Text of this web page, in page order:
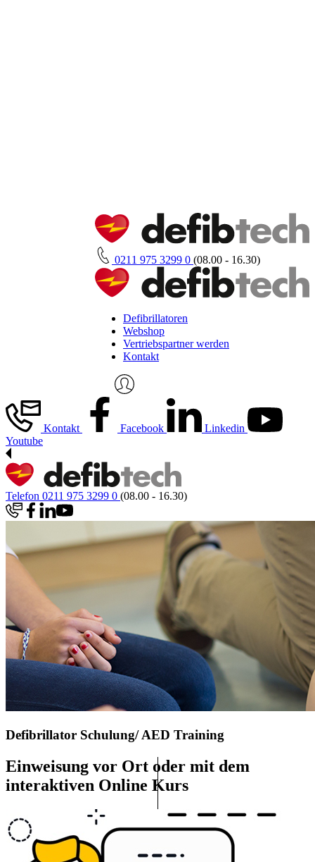
0211 975 3299 0 (08.00 - 16.30)
Defibrillatoren
Webshop
Vertriebspartner werden
Kontakt
Kontakt Facebook
Linkedin
Youtube
Telefon 0211 975 3299 0 (08.00 - 16.30)
Defibrillator Schulung/ AED Training
Einweisung vor Ort oder mit dem
interaktiven Online Kurs